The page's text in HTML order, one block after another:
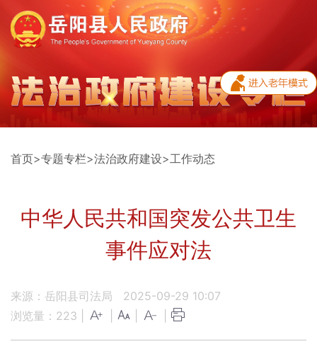
首页>专题专栏>法治政府建设>工作动态
中华人民共和国突发公共卫生
事件应对法
来源：岳阳县司法局
2025-09-29 10:07
浏览量： 223